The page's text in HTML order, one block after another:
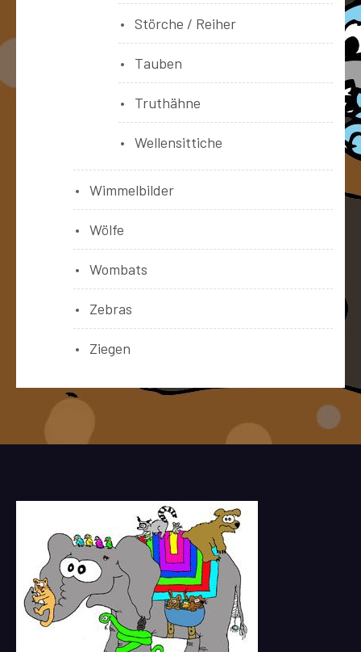
Störche / Reiher
Tauben
Truthähne
Wellensittiche
Wimmelbilder
Wölfe
Wombats
Zebras
Ziegen